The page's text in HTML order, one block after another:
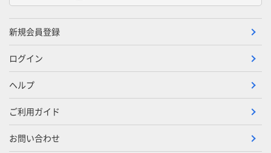
新規会員登録
ログイン
ヘルプ
ご利用ガイド
お問い合わせ